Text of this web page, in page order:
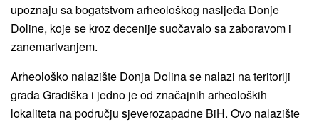
upoznaju sa bogatstvom arheološkog nasljeđa Donje
Doline, koje se kroz decenije suočavalo sa zaboravom i
zanemarivanjem.
Arheološko nalazište Donja Dolina se nalazi na teritoriji
grada Gradiška i jedno je od značajnih arheoloških
lokaliteta na području sjeverozapadne BiH. Ovo nalazište